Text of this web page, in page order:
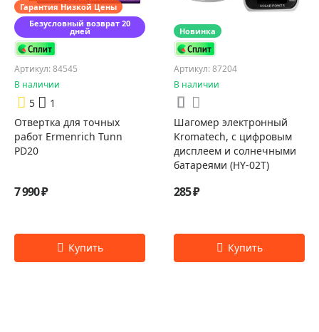
Гарантия Низкой Цены
Безусловный возврат 20
дней
Артикул: 84545
В наличии
5
1
Отвертка для точных
работ Ermenrich Tunn
PD20
7 990 ₽
Новинка
Артикул: 87204
В наличии
Шагомер электронный
Kromatech, с цифровым
дисплеем и солнечными
батареями (HY-02T)
285 ₽